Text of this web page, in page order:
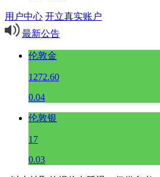
用户中心 开立真实账户
最新公告
伦敦金
1272.60
0.04
伦敦银
17
0.03